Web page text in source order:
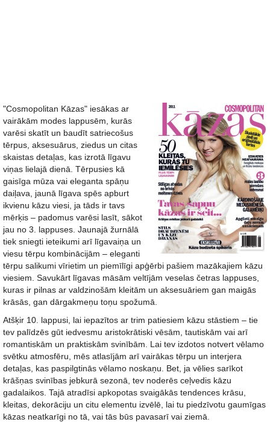
"Cosmopolitan Kāzas" iesākas ar
vairākām modes lappusēm, kurās
varēsi skatīt un baudīt satriecošus
tērpus, aksesuārus, ziedus un citas
skaistas detaļas, kas izrotā līgavu
viņas lielajā dienā. Tērpusies kā
gaisīga mūza vai eleganta spāņu
daiļava, jaunā līgava spēs apburt
ikvienu kāzu viesi, ja tāds ir tavs
mērķis – padomus varēsi lasīt, sākot
jau no 3. lappuses. Jaunajā žurnālā
tiek sniegti ieteikumi arī līgavaiņa un
viesu tērpu kombinācijām – eleganti
tērpu salikumi vīrietim un piemīlīgi apģērbi pašiem mazākajiem kāzu
viesiem. Savukārt līgavas māsām veltījām veselas četras lappuses,
kuras ir pilnas ar valdzinošām kleitām un aksesuāriem gan maigās
krāsās, gan dārgakmeņu toņu spožumā.
Atšķir 10. lappusi, lai iepazītos ar trim patiesiem kāzu stāstiem – tie
tev palīdzēs gūt iedvesmu aristokrātiski vēsām, tautiskām vai arī
romantiskām un praktiskām svinībām. Lai tev izdotos notvert vēlamo
svētku atmosfēru, mēs atlasījām arī vairākas tērpu un interjera
detaļas, kas paspilgtinās vēlamo noskaņu. Bet, ja vēlies sarīkot
krāšņas svinības jebkurā sezonā, tev noderēs ceļvedis kāzu
gadalaikos. Tajā atradīsi apkopotas svaigākās tendences krāsu,
kleitas, dekorāciju un citu elementu izvēlē, lai tu piedzīvotu gaumīgas
kāzas neatkarīgi no tā, vai tās būs pavasarī vai ziemā.